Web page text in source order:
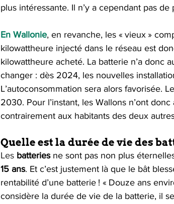
plus intéressante. Il n’y a cependant pas de
En Wallonie, en revanche, les « vieux »
kilowattheure injecté dans le réseau est
kilowattheure acheté. La batterie n’a donc
changer : dès 2024, les nouvelles
L’autoconsommation sera alors favorisée.
2030. Pour l’instant, les Wallons n’ont
contrairement aux habitants des deux
Quelle est la durée de vie des
Les batteries ne sont pas non plus
15 ans. Et c’est justement là que le bât
rentabilité d’une batterie ! « Douze ans
considère la durée de vie de la batterie, il